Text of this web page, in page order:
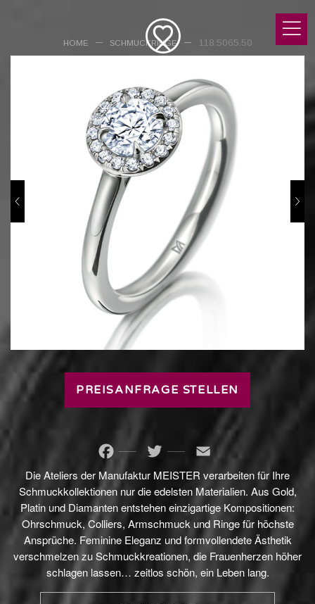
HOME SCHMUCKRINGE 118.5065.50
PREISANFRAGE STELLEN
Facebook Twitter
Die Ateliers der Manufaktur MEISTER verarbeiten für Ihre
Schmuckkollektionen nur die edelsten Materialien. Aus Gold,
Platin und Diamanten entstehen einzigartige Kompositionen:
Ohrschmuck, Colliers, Armschmuck und Ringe für höchste
Ansprüche. Feminine Eleganz und formvollendete Ästhetik
verschmelzen zu Schmuckkreationen, die Frauenherzen höher
schlagen lassen… zeitlos schön, ein Leben lang.